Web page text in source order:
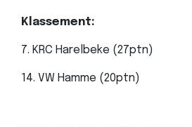
Klassement:
7. KRC Harelbeke (27ptn)
14. VW Hamme (20ptn)